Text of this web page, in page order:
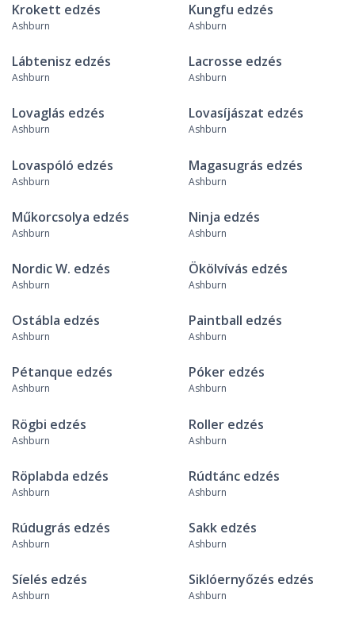
Krokett edzés
Ashburn
Kungfu edzés
Ashburn
Lábtenisz edzés
Ashburn
Lacrosse edzés
Ashburn
Lovaglás edzés
Ashburn
Lovasíjászat edzés
Ashburn
Lovaspóló edzés
Ashburn
Magasugrás edzés
Ashburn
Műkorcsolya edzés
Ashburn
Ninja edzés
Ashburn
Nordic W. edzés
Ashburn
Ökölvívás edzés
Ashburn
Ostábla edzés
Ashburn
Paintball edzés
Ashburn
Pétanque edzés
Ashburn
Póker edzés
Ashburn
Rögbi edzés
Ashburn
Roller edzés
Ashburn
Röplabda edzés
Ashburn
Rúdtánc edzés
Ashburn
Rúdugrás edzés
Ashburn
Sakk edzés
Ashburn
Síelés edzés
Ashburn
Siklóernyőzés edzés
Ashburn